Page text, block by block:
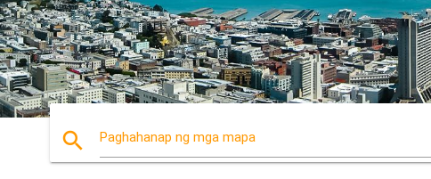
search Paghahanap ng mga mapa